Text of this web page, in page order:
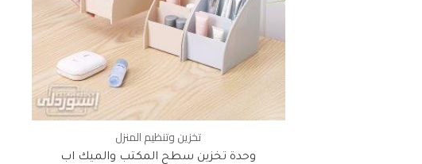
تخزين وتنظيم المنزل
وحدة تخزين سطح المكتب والميك اب